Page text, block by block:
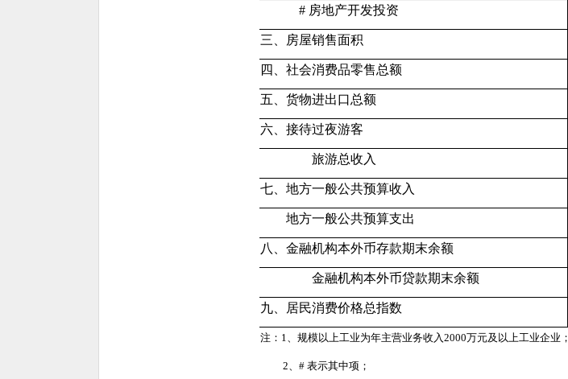
# 房地产开发投资
三、房屋销售面积
四、社会消费品零售总额
五、货物进出口总额
六、接待过夜游客
旅游总收入
七、地方一般公共预算收入
地方一般公共预算支出
八、金融机构本外币存款期末余额
金融机构本外币贷款期末余额
九、居民消费价格总指数
注：1、规模以上工业为年主营业务收入2000万元及以上工业企业；
2、# 表示其中项；